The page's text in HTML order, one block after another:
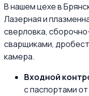
В нашем цехе в
Лазерная и
сверловка,
сварщиками,
камера.
Входной
с паспортами